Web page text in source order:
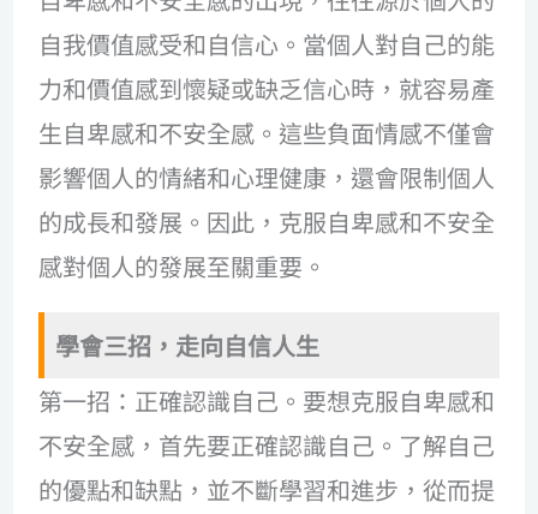
自我價值感受和自信心。當個人對自己的能
力和價值感到懷疑或缺乏信心時，就容易產
生自卑感和不安全感。這些負面情感不僅會
影響個人的情緒和心理健康，還會限制個人
的成長和發展。因此，克服自卑感和不安全
感對個人的發展至關重要。
學會三招，走向自信人生
第一招：正確認識自己。要想克服自卑感和
不安全感，首先要正確認識自己。了解自己
的優點和缺點，並不斷學習和進步，從而提